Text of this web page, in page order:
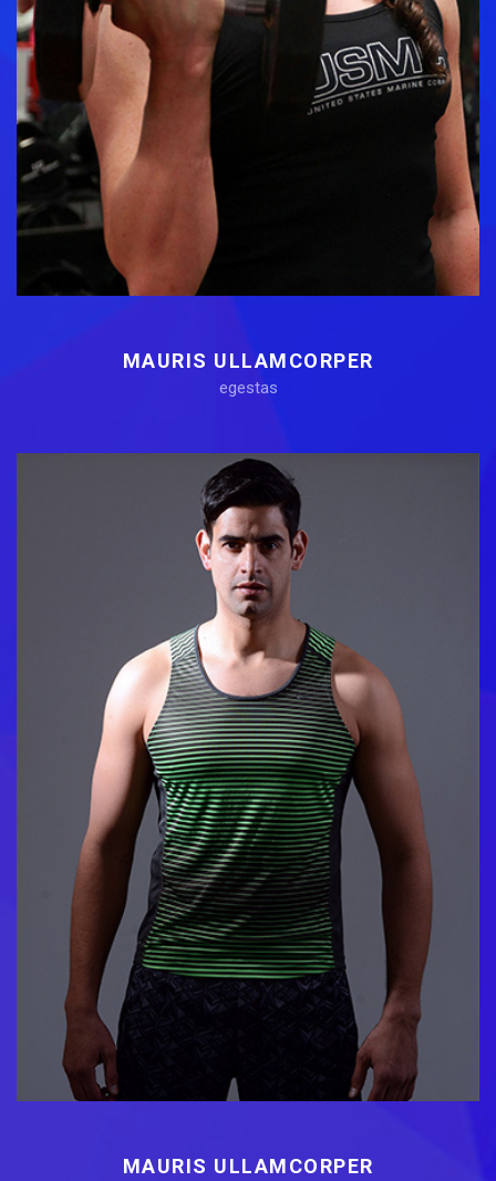
MAURIS ULLAMCORPER
egestas
MAURIS ULLAMCORPER